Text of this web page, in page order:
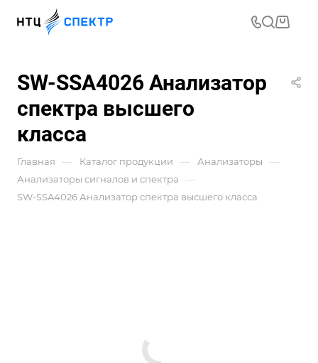
SW-SSA4026 Анализатор
спектра высшего
класса
Главная — Каталог продукции — Анализаторы —
Анализаторы сигналов и спектра —
SW-SSA4026 Анализатор спектра высшего класса